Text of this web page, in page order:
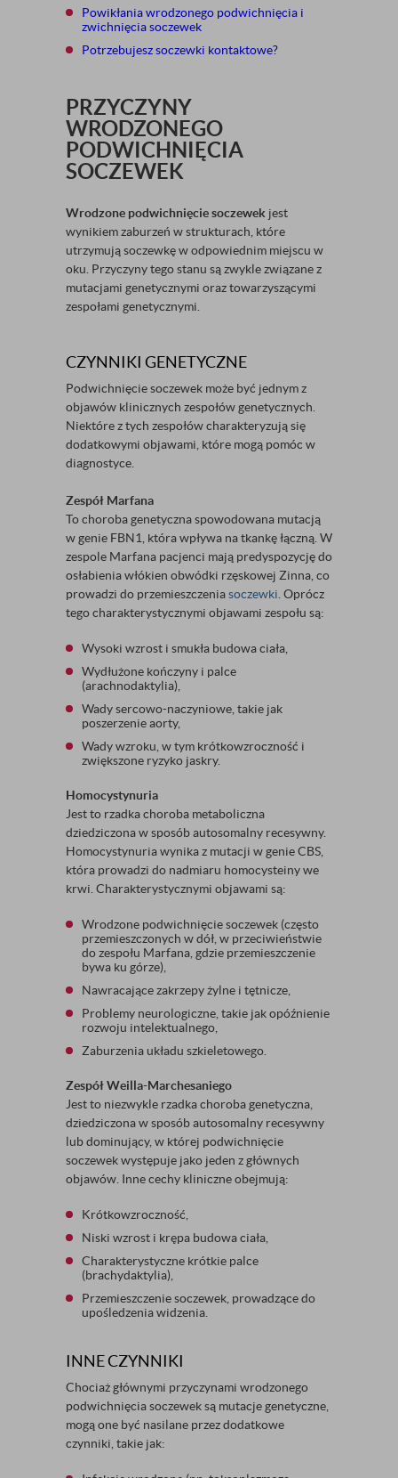
Powikłania wrodzonego podwichnięcia i
zwichnięcia soczewek
Potrzebujesz soczewki kontaktowe?
PRZYCZYNY
WRODZONEGO
PODWICHNIĘCIA
SOCZEWEK
Wrodzone podwichnięcie soczewek jest
wynikiem zaburzeń w strukturach, które
utrzymują soczewkę w odpowiednim miejscu w
oku. Przyczyny tego stanu są zwykle związane z
mutacjami genetycznymi oraz towarzyszącymi
zespołami genetycznymi.
CZYNNIKI GENETYCZNE
Podwichnięcie soczewek może być jednym z
objawów klinicznych zespołów genetycznych.
Niektóre z tych zespołów charakteryzują się
dodatkowymi objawami, które mogą pomóc w
diagnostyce.
Zespół Marfana
To choroba genetyczna spowodowana mutacją
w genie FBN1, która wpływa na tkankę łączną. W
zespole Marfana pacjenci mają predyspozycję do
osłabienia włókien obwódki rzęskowej Zinna, co
prowadzi do przemieszczeniasoczewki . Oprócz
tego charakterystycznymi objawami zespołu są:
Wysoki wzrost i smukła budowa ciała,
Wydłużone kończyny i palce
(arachnodaktylia),
Wady sercowo-naczyniowe, takie jak
poszerzenie aorty,
Wady wzroku, w tym krótkowzroczność i
zwiększone ryzyko jaskry.
Homocystynuria
Jest to rzadka choroba metaboliczna
dziedziczona w sposób autosomalny recesywny.
Homocystynuria wynika z mutacji w genie CBS,
która prowadzi do nadmiaru homocysteiny we
krwi. Charakterystycznymi objawami są:
Wrodzone podwichnięcie soczewek (często
przemieszczonych w dół, w przeciwieństwie
do zespołu Marfana, gdzie przemieszczenie
bywa ku górze),
Nawracające zakrzepy żylne i tętnicze,
Problemy neurologiczne, takie jak opóźnienie
rozwoju intelektualnego,
Zaburzenia układu szkieletowego.
Zespół Weilla-Marchesaniego
Jest to niezwykle rzadka choroba genetyczna,
dziedziczona w sposób autosomalny recesywny
lub dominujący, w której podwichnięcie
soczewek występuje jako jeden z głównych
objawów. Inne cechy kliniczne obejmują:
Krótkowzroczność,
Niski wzrost i krępa budowa ciała,
Charakterystyczne krótkie palce
(brachydaktylia),
Przemieszczenie soczewek, prowadzące do
upośledzenia widzenia.
INNE CZYNNIKI
Chociaż głównymi przyczynami wrodzonego
podwichnięcia soczewek są mutacje genetyczne,
mogą one być nasilane przez dodatkowe
czynniki, takie jak: